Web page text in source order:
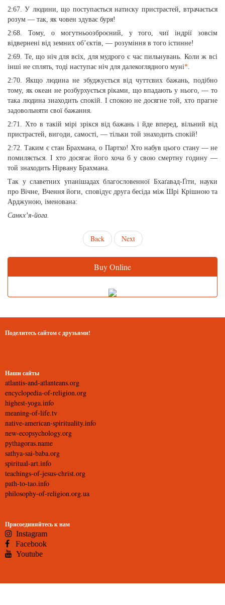
2:67. У людини, що поступається натиску пристрастей, втрачається
розум — так, як човен здуває буря!
2:68. Тому, о могутньоозброєний, у того, чиї індрії зовсім
відвернені від земних об’єктів, — розуміння в того істинне!
2:69. Те, що ніч для всіх, для мудрого є час пильнувань. Коли ж всі
інші не сплять, тоді наступає ніч для далекоглядного муні*.
2:70. Якщо людина не збуджується від чуттєвих бажань, подібно
тому, як океан не розбурхується ріками, що впадають у нього, — то
така людина знаходить спокій. І спокою не досягне той, хто прагне
задовольняти свої бажання.
2:71. Хто в такій мірі зрікся від бажань і йде вперед, вільний від
пристрастей, вигоди, самості, — тільки той знаходить спокій!
2:72. Таким є стан Брахмана, о Партхо! Хто набув цього стану — не
помиляється. І хто досягає його хоча б у свою смертну годину —
той знаходить Нірвану Брахмана.
Так у славетних упанішадах благословенної Бхаґавад-Ґіти, науки
про Вічне, Вчення йоги, сповідує друга бесіда між Шрі Крішною та
Арджуною, іменована:
Санкх’я-йога.
Back Next
Buy Online
Поделитесь сайтом с друзьями!
Наши сайты
atlantis-and-atlanteans.org
encyclopedia-of-religion.org
highest-yoga.info
meaning-of-life.tv
native-american-spirituality.info
new-ecopsychology.org
pythagoras.name
sathya-sai-baba.org
spiritual-art.info
teachings-of-jesus-christ.org
path-to-tao.info
philosophy-of-religion.org.ua
Присоединяйтесь к нам
Instagram
Facebook
Youtube